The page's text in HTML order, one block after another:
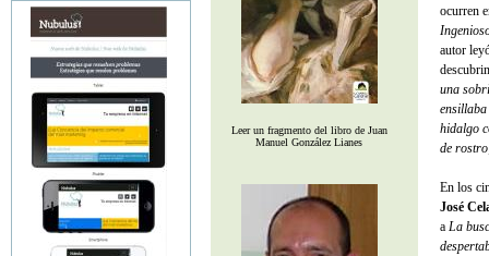
Leer un fragmento del libro de Juan
Manuel González Lianes
ocurren
autor
una
hidalgo
de
En los
José
a La